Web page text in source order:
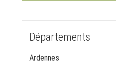
Départements
Ardennes